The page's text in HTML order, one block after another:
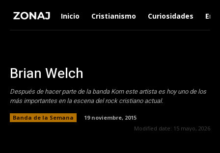
Inicio Cristianismo Curiosidades
Brian Welch
Después de hacer parte de la banda Korn este artista es hoy uno de los
más importantes en la escena del rock cristiano actual.
Banda de la Semana
19 noviembre, 2015
Modified date: 15 mayo, 2026